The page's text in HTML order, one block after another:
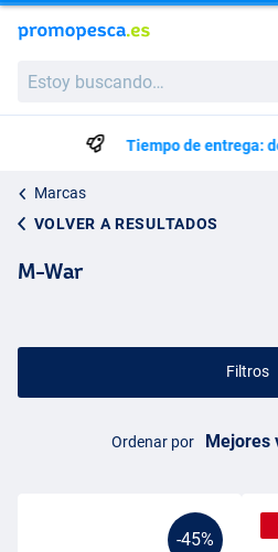
buscando…
Tiempo de entrega:
Marcas
VOLVER A RESULTADOS
M-War
Filtros
Ordenar por
-45%